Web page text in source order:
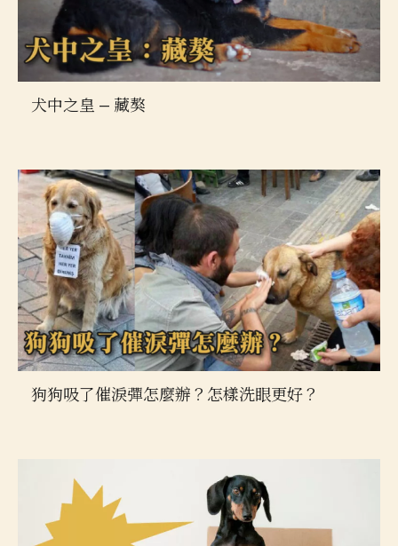
犬中之皇 — 藏獒
狗狗吸了催淚彈怎麼辦？怎樣洗眼更好？